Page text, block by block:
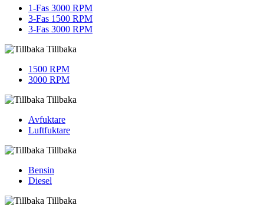
1-Fas 3000 RPM
3-Fas 1500 RPM
3-Fas 3000 RPM
Tillbaka
1500 RPM
3000 RPM
Tillbaka
Avfuktare
Luftfuktare
Tillbaka
Bensin
Diesel
Tillbaka